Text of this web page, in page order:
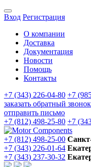
Вход Регистрация
О компании
Доставка
Документация
Новости
Помощь
Контакты
+7 (343) 226-04-80 +7
заказать обратный звонок
отправить письмо
+7 (812) 498-25-80 +7
+7 (812) 498-25-00
+7 (343) 226-01-64
+7 (343) 237-30-32